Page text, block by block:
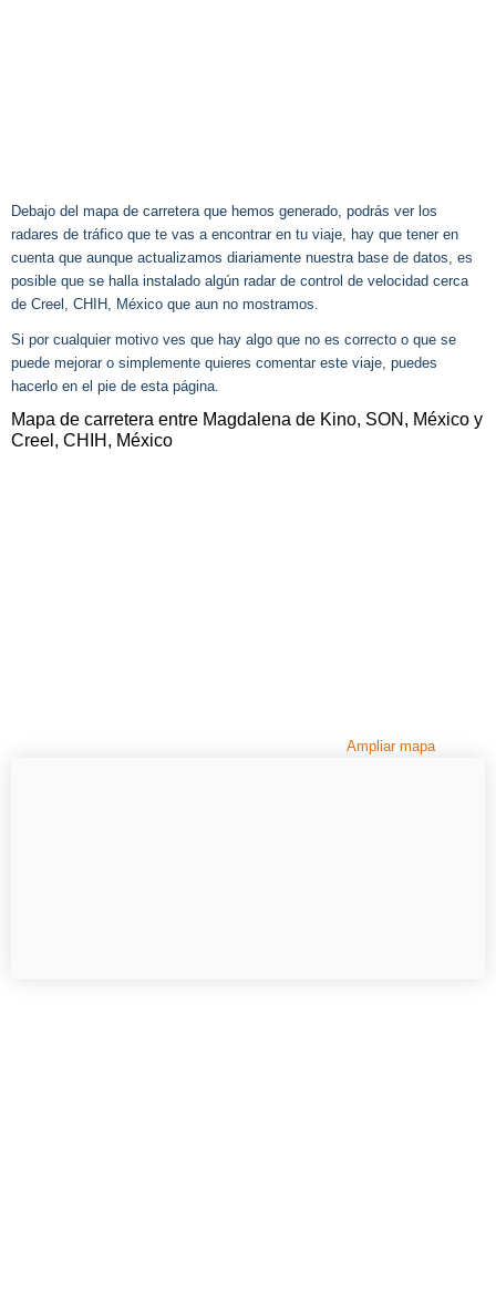
Debajo del mapa de carretera que hemos generado, podrás ver los
radares de tráfico que te vas a encontrar en tu viaje, hay que tener en
cuenta que aunque actualizamos diariamente nuestra base de datos, es
posible que se halla instalado algún radar de control de velocidad cerca
de Creel, CHIH, México que aun no mostramos.
Si por cualquier motivo ves que hay algo que no es correcto o que se
puede mejorar o simplemente quieres comentar este viaje, puedes
hacerlo en el pie de esta página.
Mapa de carretera entre Magdalena de Kino, SON, México y
Creel, CHIH, México
Ampliar mapa